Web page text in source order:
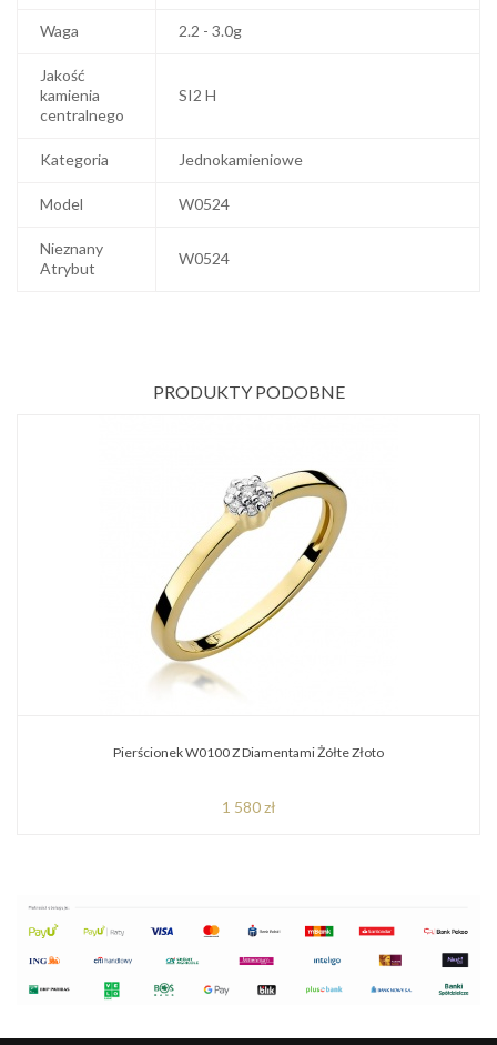
Waga 2.2 - 3.0g
Jakość
kamienia
centralnego
SI2 H
Kategoria Jednokamieniowe
Model W0524
Nieznany
Atrybut
W0524
PRODUKTY PODOBNE
Pierścionek W0100 Z Diamentami Żółte Złoto
1 580 zł